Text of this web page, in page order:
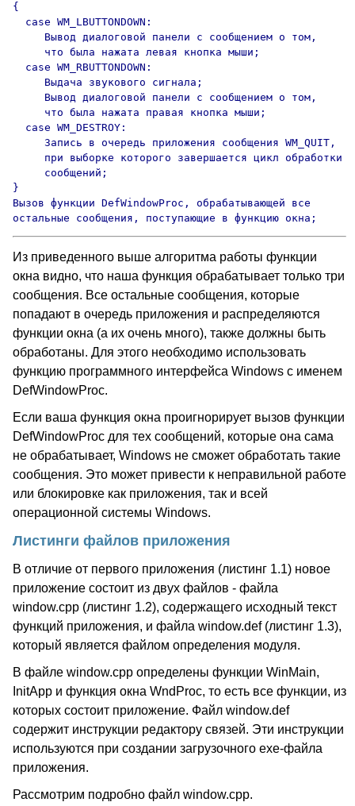
{
  case WM_LBUTTONDOWN:
     Вывод диалоговой панели с сообщением о том,
     что была нажата левая кнопка мыши;
  case WM_RBUTTONDOWN:
     Выдача звукового сигнала;
     Вывод диалоговой панели с сообщением о том,
     что была нажата правая кнопка мыши;
  case WM_DESTROY:
     Запись в очередь приложения сообщения WM_QUIT,
     при выборке которого завершается цикл обработки
     сообщений;
}
Вызов функции DefWindowProc, обрабатывающей все
остальные сообщения, поступающие в функцию окна;
Из приведенного выше алгоритма работы функции
окна видно, что наша функция обрабатывает только три
сообщения. Все остальные сообщения, которые
попадают в очередь приложения и распределяются
функции окна (а их очень много), также должны быть
обработаны. Для этого необходимо использовать
функцию программного интерфейса Windows с именем
DefWindowProc.
Если ваша функция окна проигнорирует вызов функции
DefWindowProc для тех сообщений, которые она сама
не обрабатывает, Windows не сможет обработать такие
сообщения. Это может привести к неправильной работе
или блокировке как приложения, так и всей
операционной системы Windows.
Листинги файлов приложения
В отличие от первого приложения (листинг 1.1) новое
приложение состоит из двух файлов - файла
window.cpp (листинг 1.2), содержащего исходный текст
функций приложения, и файла window.def (листинг 1.3),
который является файлом определения модуля.
В файле window.cpp определены функции WinMain,
InitApp и функция окна WndProc, то есть все функции, из
которых состоит приложение. Файл window.def
содержит инструкции редактору связей. Эти инструкции
используются при создании загрузочного exe-файла
приложения.
Рассмотрим подробно файл window.cpp.